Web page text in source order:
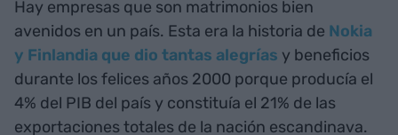
Hay empresas que son matrimonios bien
avenidos en un país. Esta era la historia de Nokia
y Finlandia que dio tantas alegrías y beneficios
durante los felices años 2000 porque producía el
4% del PIB del país y constituía el 21% de las
exportaciones totales de la nación escandinava.